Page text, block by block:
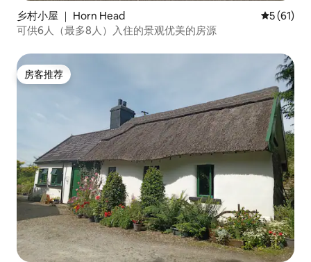
乡村小屋 ｜ Horn Head 平均评分
5 (61)
可供6人（最多8人）入住的景观优美的房源
房客推荐
房客推荐